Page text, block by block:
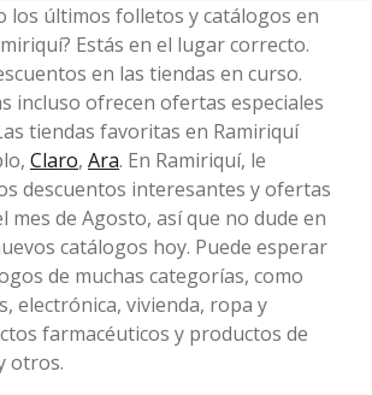
los últimos folletos y catálogos en
Estás en el lugar correcto.
en las tiendas en curso.
incluso ofrecen ofertas especiales
tiendas favoritas en Ramiriquí
Claro, Ara. En Ramiriquí, le
descuentos interesantes y ofertas
mes de Agosto, así que no dude en
catálogos hoy. Puede esperar
de muchas categorías, como
electrónica, vivienda, ropa y
farmacéuticos y productos de
otros.